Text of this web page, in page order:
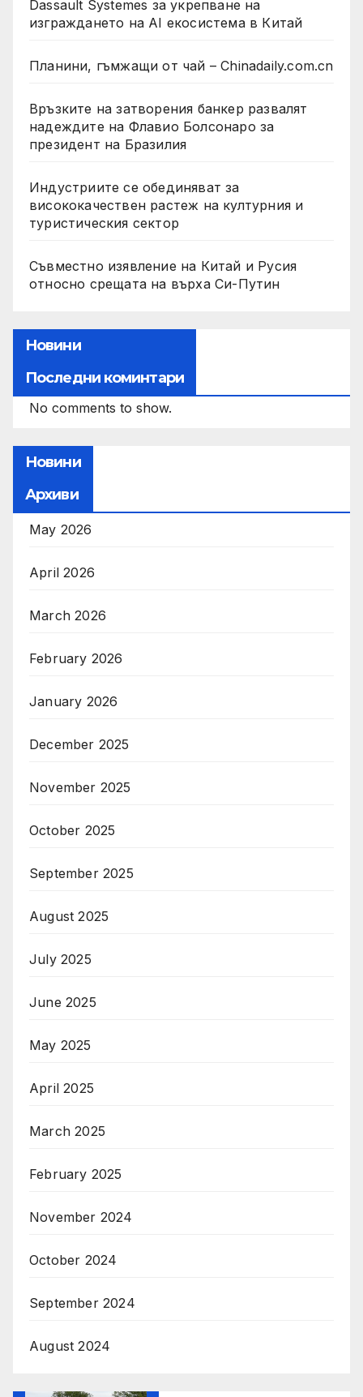
Dassault Systemes за укрепване на
изграждането на AI екосистема в Китай
Планини, гъмжащи от чай – Chinadaily.com.cn
Връзките на затворения банкер развалят
надеждите на Флавио Болсонаро за
президент на Бразилия
Индустриите се обединяват за
висококачествен растеж на културния и
туристическия сектор
Съвместно изявление на Китай и Русия
относно срещата на върха Си-Путин
Новини
Последни коминтари
No comments to show.
Новини
Архиви
May 2026
April 2026
March 2026
February 2026
January 2026
December 2025
November 2025
October 2025
September 2025
August 2025
July 2025
June 2025
May 2025
April 2025
March 2025
February 2025
November 2024
October 2024
September 2024
August 2024